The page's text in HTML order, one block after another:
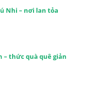
Nhi – nơi lan tỏa
– thức quà quê giản